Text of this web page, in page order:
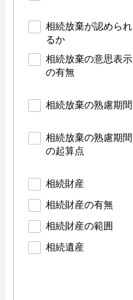
相続放棄が認められ
るか
相続放棄の意思表示
の有無
相続放棄の熟慮期間
相続放棄の熟慮期間
の起算点
相続財産
相続財産の有無
相続財産の範囲
相続遺産